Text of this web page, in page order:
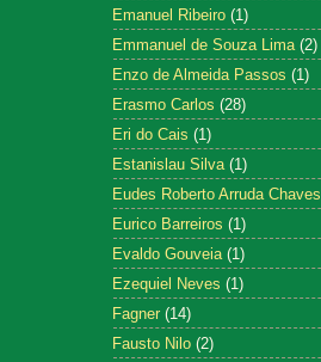
Emanuel Ribeiro (1)
Emmanuel de Souza Lima (2)
Enzo de Almeida Passos (1)
Erasmo Carlos (28)
Eri do Cais (1)
Estanislau Silva (1)
Eudes Roberto Arruda Chaves
Eurico Barreiros (1)
Evaldo Gouveia (1)
Ezequiel Neves (1)
Fagner (14)
Fausto Nilo (2)